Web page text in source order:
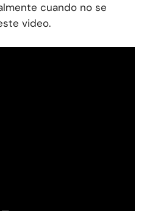
cuando no se
video.